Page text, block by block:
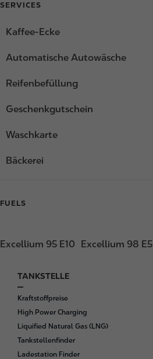
SERVICES
Kaffee-Ecke
Automatische Autowäsche
Reifenbefüllung
Geschenkgutschein
Waschkarte
Bäckerei
FUELS
Excellium 95 E10 Excellium 98 E5
F
o
o
t
e
r
TANKSTELLE
Kraftstoffpreise
High Power Charging
Liquified Natural Gas (LNG)
Tankstellenfinder
Ladestation Finder